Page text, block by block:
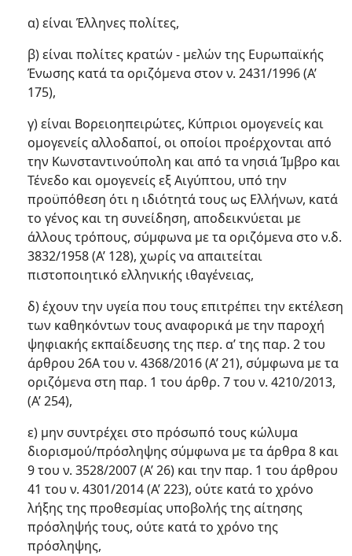
α) είναι Έλληνες πολίτες,
β) είναι πολίτες κρατών - μελών της Ευρωπαϊκής
Ένωσης κατά τα οριζόμενα στον ν. 2431/1996 (Α’
175),
γ) είναι Βορειοηπειρώτες, Κύπριοι ομογενείς και
ομογενείς αλλοδαποί, οι οποίοι προέρχονται από
την Κωνσταντινούπολη και από τα νησιά Ίμβρο και
Τένεδο και ομογενείς εξ Αιγύπτου, υπό την
προϋπόθεση ότι η ιδιότητά τους ως Ελλήνων, κατά
το γένος και τη συνείδηση, αποδεικνύεται με
άλλους τρόπους, σύμφωνα με τα οριζόμενα στο ν.δ.
3832/1958 (Α’ 128), χωρίς να απαιτείται
πιστοποιητικό ελληνικής ιθαγένειας,
δ) έχουν την υγεία που τους επιτρέπει την εκτέλεση
των καθηκόντων τους αναφορικά με την παροχή
ψηφιακής εκπαίδευσης της περ. α’ της παρ. 2 του
άρθρου 26Α του ν. 4368/2016 (Α’ 21), σύμφωνα με τα
οριζόμενα στη παρ. 1 του άρθρ. 7 του ν. 4210/2013,
(Α’ 254),
ε) μην συντρέχει στο πρόσωπό τους κώλυμα
διορισμού/πρόσληψης σύμφωνα με τα άρθρα 8 και
9 του ν. 3528/2007 (Α’ 26) και την παρ. 1 του άρθρου
41 του ν. 4301/2014 (Α’ 223), ούτε κατά το χρόνο
λήξης της προθεσμίας υποβολής της αίτησης
πρόσληψής τους, ούτε κατά το χρόνο της
πρόσληψης,